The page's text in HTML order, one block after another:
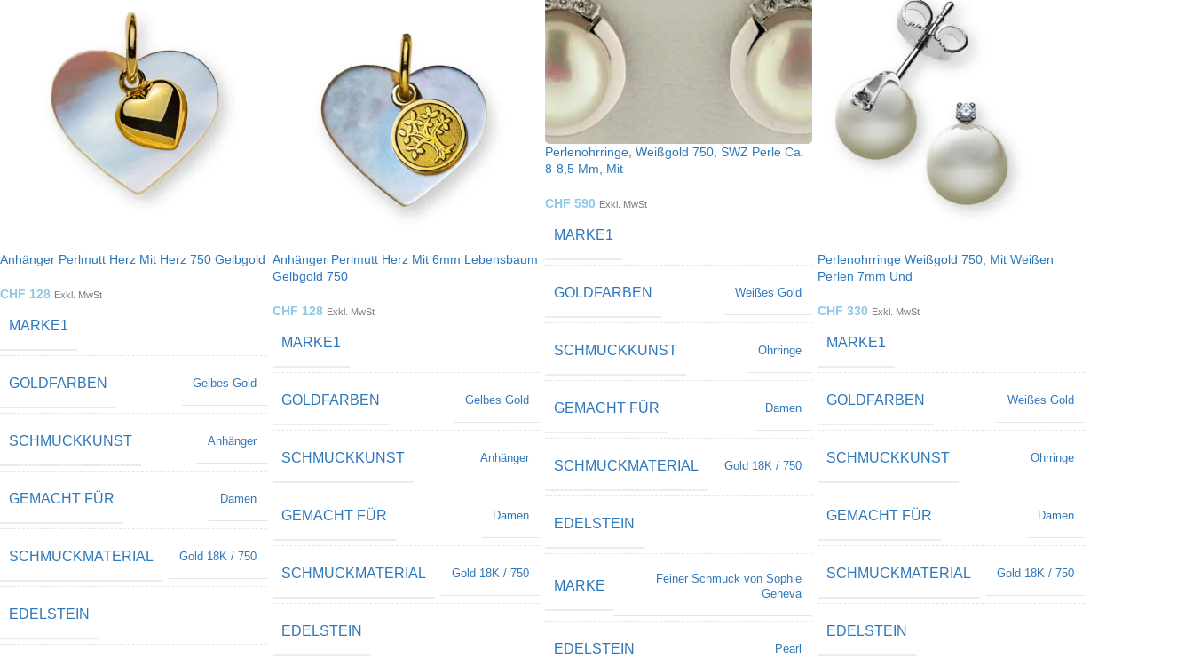
Anhänger Perlmutt Herz Mit Herz 750 Gelbgold
CHF 128 Exkl. MwSt
MARKE1
GOLDFARBEN Gelbes Gold
SCHMUCKKUNST Anhänger
GEMACHT FÜR Damen
SCHMUCKMATERIAL Gold 18K / 750
EDELSTEIN
Anhänger Perlmutt Herz Mit 6mm Lebensbaum
Gelbgold 750
CHF 128 Exkl. MwSt
MARKE1
GOLDFARBEN Gelbes Gold
SCHMUCKKUNST Anhänger
GEMACHT FÜR Damen
SCHMUCKMATERIAL Gold 18K / 750
EDELSTEIN
Perlenohrringe, Weißgold 750, SWZ Perle Ca.
8-8,5 Mm, Mit
CHF 590 Exkl. MwSt
MARKE1
GOLDFARBEN Weißes Gold
SCHMUCKKUNST Ohrringe
GEMACHT FÜR Damen
SCHMUCKMATERIAL Gold 18K / 750
EDELSTEIN
MARKE
Feiner Schmuck von Sophie
Geneva
EDELSTEIN Pearl
Perlenohrringe Weißgold 750, Mit Weißen
Perlen 7mm Und
CHF 330 Exkl. MwSt
MARKE1
GOLDFARBEN Weißes Gold
SCHMUCKKUNST Ohrringe
GEMACHT FÜR Damen
SCHMUCKMATERIAL Gold 18K / 750
EDELSTEIN